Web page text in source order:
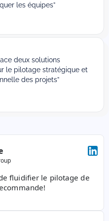
les équipes”
deux solutions
le pilotage stratégique et
des projets”
fluidifier le pilotage de